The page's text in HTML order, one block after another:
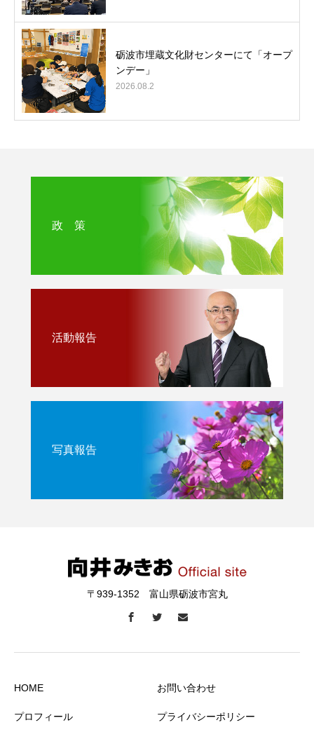
砺波市埋蔵文化財センターにて「オープ
ンデー」
2026.08.2
政 策
活動報告
写真報告
〒939-1352 富山県砺波市宮丸
HOME
プロフィール
お問い合わせ
プライバシーポリシー